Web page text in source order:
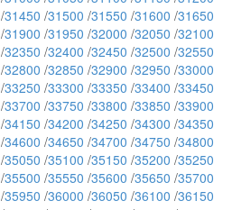
/31450 /31500 /31550 /31600 /31650
/31900 /31950 /32000 /32050 /32100
/32350 /32400 /32450 /32500 /32550
/32800 /32850 /32900 /32950 /33000
/33250 /33300 /33350 /33400 /33450
/33700 /33750 /33800 /33850 /33900
/34150 /34200 /34250 /34300 /34350
/34600 /34650 /34700 /34750 /34800
/35050 /35100 /35150 /35200 /35250
/35500 /35550 /35600 /35650 /35700
/35950 /36000 /36050 /36100 /36150